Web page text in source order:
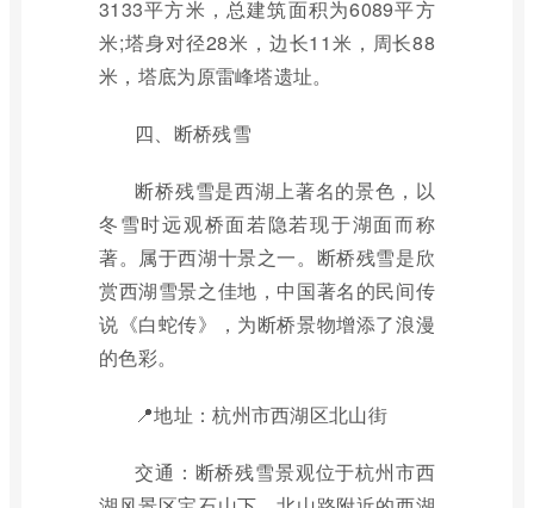
3133平方米，总建筑面积为6089平方
米;塔身对径28米，边长11米，周长88
米，塔底为原雷峰塔遗址。
四、断桥残雪
断桥残雪是西湖上著名的景色，以
冬雪时远观桥面若隐若现于湖面而称
著。属于西湖十景之一。断桥残雪是欣
赏西湖雪景之佳地，中国著名的民间传
说《白蛇传》，为断桥景物增添了浪漫
的色彩。
📍地址：杭州市西湖区北山街
交通：断桥残雪景观位于杭州市西